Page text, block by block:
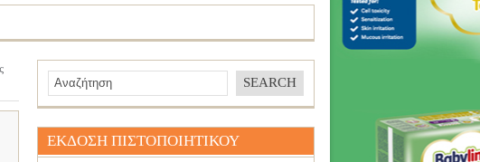
ΕΚΔΟΣΗ ΠΙΣΤΟΠΟΙΗΤΙΚΟΥ